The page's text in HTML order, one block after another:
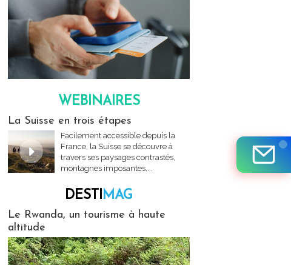
WEBINAIRES
La Suisse en trois étapes
Facilement accessible depuis la
France, la Suisse se découvre à
travers ses paysages contrastés,
montagnes imposantes,...
DESTIMAG
Le Rwanda, un tourisme à haute
altitude